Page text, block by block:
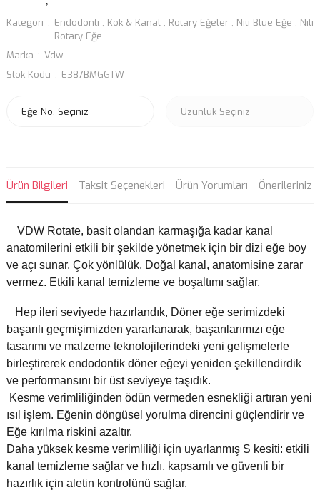
Kategori Endodonti , Kök & Kanal , Rotary Eğeler , Niti Blue Eğe , Niti
Rotary Eğe
Marka
Vdw
Stok Kodu
E387BMGGTW
Ürün Bilgileri Taksit Seçenekleri Ürün Yorumları Önerileriniz
VDW Rotate, basit olandan karmaşığa kadar kanal
anatomilerini etkili bir şekilde yönetmek için bir dizi eğe boy
ve açı sunar. Çok yönlülük, Doğal kanal, anatomisine zarar
vermez. Etkili kanal temizleme ve boşaltımı sağlar.
Hep ileri seviyede hazırlandık, Döner eğe serimizdeki
başarılı geçmişimizden yararlanarak, başarılarımızı eğe
tasarımı ve malzeme teknolojilerindeki yeni gelişmelerle
birleştirerek endodontik döner eğeyi yeniden şekillendirdik
ve performansını bir üst seviyeye taşıdık.
Kesme verimliliğinden ödün vermeden esnekliği artıran yeni
ısıl işlem. Eğenin döngüsel yorulma direncini güçlendirir ve
Eğe kırılma riskini azaltır.
Daha yüksek kesme verimliliği için uyarlanmış S kesiti: etkili
kanal temizleme sağlar ve hızlı, kapsamlı ve güvenli bir
hazırlık için aletin kontrolünü sağlar.